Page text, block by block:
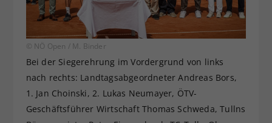
© NÖ Open / M. Binder
Bei der Siegerehrung im Vordergrund von links
nach rechts: Landtagsabgeordneter Andreas Bors,
1. Jan Choinski, 2. Lukas Neumayer, ÖTV-
Geschäftsführer Wirtschaft Thomas Schweda, Tullns